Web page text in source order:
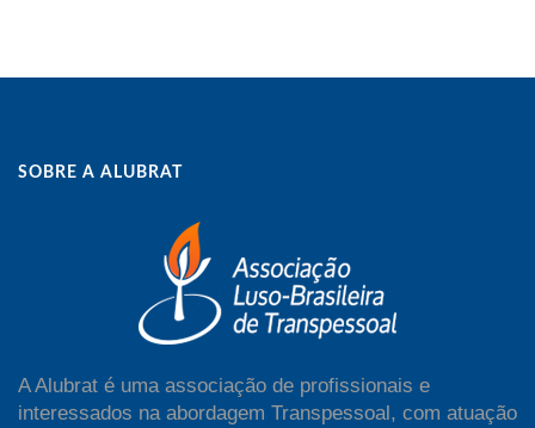
SOBRE A ALUBRAT
A Alubrat é uma associação de profissionais e
interessados na abordagem Transpessoal, com atuação